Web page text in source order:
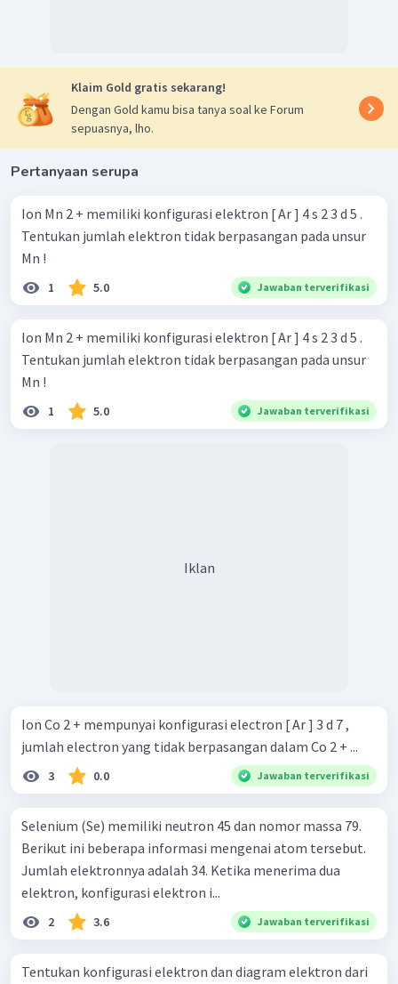
Klaim Gold gratis sekarang!
Dengan Gold kamu bisa tanya soal ke Forum
sepuasnya, lho.
Pertanyaan serupa
Ion Mn 2 + memiliki konfigurasi elektron [ Ar ] 4 s 2 3 d 5 .
Tentukan jumlah elektron tidak berpasangan pada unsur
Mn !
1 5.0 Jawaban terverifikasi
Ion Mn 2 + memiliki konfigurasi elektron [ Ar ] 4 s 2 3 d 5 .
Tentukan jumlah elektron tidak berpasangan pada unsur
Mn !
1 5.0 Jawaban terverifikasi
Iklan
Ion Co 2 + mempunyai konfigurasi electron [ Ar ] 3 d 7 ,
jumlah electron yang tidak berpasangan dalam Co 2 + ...
3 0.0 Jawaban terverifikasi
Selenium (Se) memiliki neutron 45 dan nomor massa 79.
Berikut ini beberapa informasi mengenai atom tersebut.
Jumlah elektronnya adalah 34. Ketika menerima dua
elektron, konfigurasi elektron i...
2 3.6 Jawaban terverifikasi
Tentukan konfigurasi elektron dan diagram elektron dari